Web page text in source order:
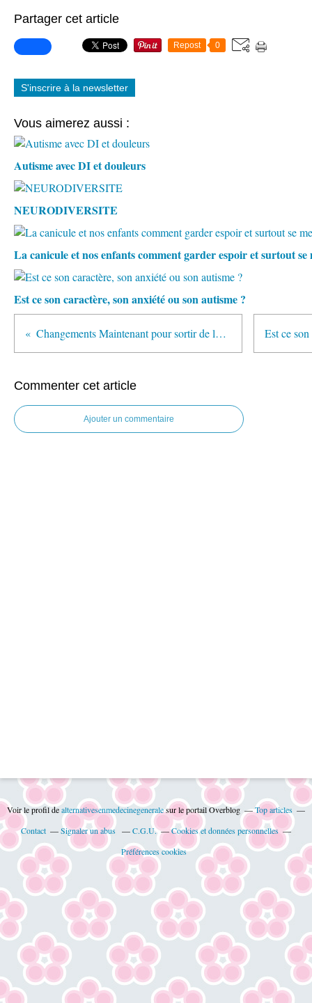
Partager cet article
Repost 0
S'inscrire à la newsletter
Vous aimerez aussi :
Autisme avec DI et douleurs
NEURODIVERSITE
La canicule et nos enfants comment garder espoir et surtout
Est ce son caractère, son anxiété ou son autisme ?
Changements Maintenant pour sortir de la violence ordinaire
Commenter cet article
Ajouter un commentaire
Voir le profil dealternativesenmedecinegeneralesur le portail Overblog
Top articles
Contact
Signaler un abus C.G.U.
Cookies et données personnelles
Préférences cookies